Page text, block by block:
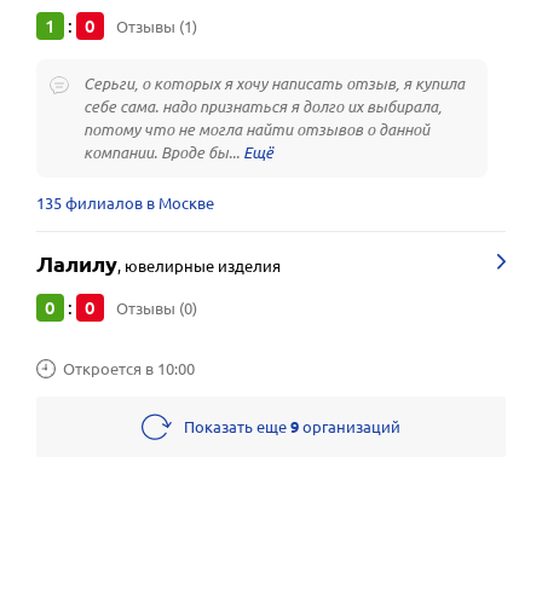
1 : 0 Отзывы (1)
Серьги, о которых я хочу написать отзыв, я купила
себе сама. надо признаться я долго их выбирала,
потому что не могла найти отзывов о данной
компании. Вроде бы...
135 филиалов в Москве
Лалилу, ювелирные изделия
0 : 0 Отзывы (0)
Откроется в 10:00
Показать еще9организаций